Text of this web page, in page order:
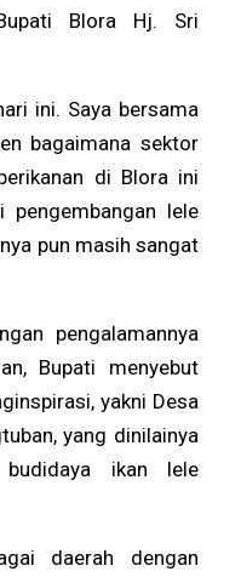
Blora Hj. Sri
ini. Saya bersama
bagaimana sektor
di Blora ini
pengembangan lele
pun masih sangat
pengalamannya
Bupati menyebut
yakni Desa
yang dinilainya
budidaya ikan lele
daerah dengan